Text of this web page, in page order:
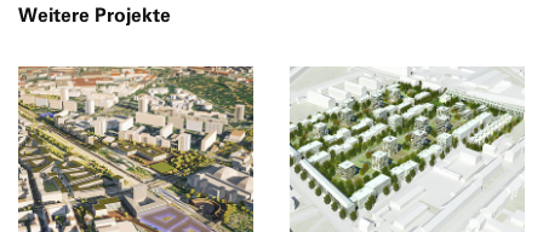
Weitere Projekte